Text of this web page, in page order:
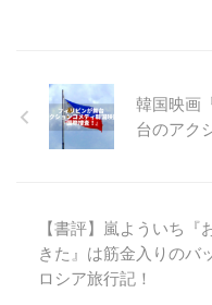
韓国映画
台のアク
【書評】嵐よういち『
きた』は筋金入りのバ
ロシア旅行記！